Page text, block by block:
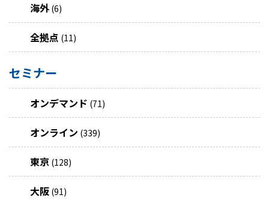
海外 (6)
全拠点 (11)
セミナー
オンデマンド (71)
オンライン (339)
東京 (128)
大阪 (91)